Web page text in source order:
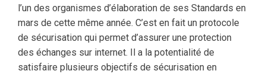
l’un des organismes d’élaboration de ses Standards en
mars de cette même année. C’est en fait un protocole
de sécurisation qui permet d’assurer une protection
des échanges sur internet. Il a la potentialité de
satisfaire plusieurs objectifs de sécurisation en